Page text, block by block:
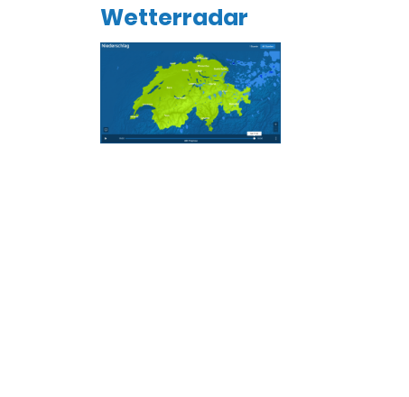
Wetterradar